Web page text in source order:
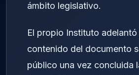
ámbito legislativo.
El propio Instituto adelantó
contenido del documento
público una vez concluida